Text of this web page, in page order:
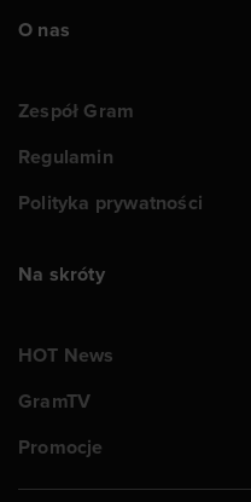
O nas
Zespół Gram
Regulamin
Polityka prywatności
Na skróty
HOT News
GramTV
Promocje